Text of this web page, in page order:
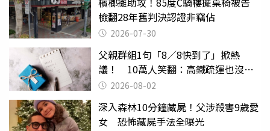
檢翻28年舊判決認證非竊佔
2026-07-30
父親群組1句「8／8快到了」掀熱
議！ 10萬人笑翻：高鐵疏運也沒列
父親節
2026-08-02
深入森林10分鐘藏屍！父涉殺害9歲愛
女 恐怖藏屍手法全曝光